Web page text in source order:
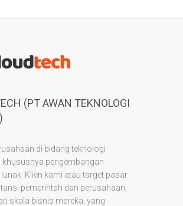
(PT AWAN TEKNOLOGI
di bidang teknologi
pengembangan
Klien kami atau target pasar
pemerintah dan perusahaan,
skala bisnis mereka, yang